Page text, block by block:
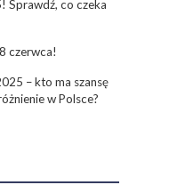
Sprawdź, co czeka
czerwca!
– kto ma szansę
w Polsce?